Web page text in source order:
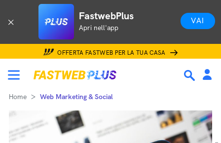
FastwebPlus
Apri nell'app
VAI
OFFERTA FASTWEB PER LA TUA CASA
Home Web Marketing & Social